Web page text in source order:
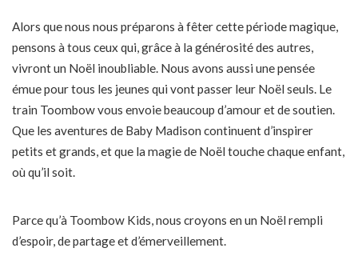
Alors que nous nous préparons à fêter cette période magique,
pensons à tous ceux qui, grâce à la générosité des autres,
vivront un Noël inoubliable. Nous avons aussi une pensée
émue pour tous les jeunes qui vont passer leur Noël seuls. Le
train Toombow vous envoie beaucoup d’amour et de soutien.
Que les aventures de Baby Madison continuent d’inspirer
petits et grands, et que la magie de Noël touche chaque enfant,
où qu’il soit.
Parce qu’à Toombow Kids, nous croyons en un Noël rempli
d’espoir, de partage et d’émerveillement.